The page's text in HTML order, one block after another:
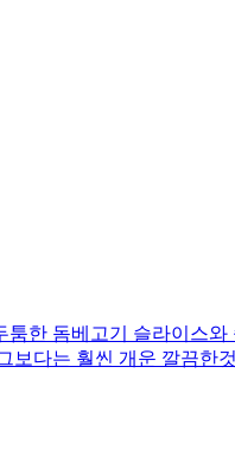
한 돔베고기 슬라이스
다는 훨씬 개운 깔끔